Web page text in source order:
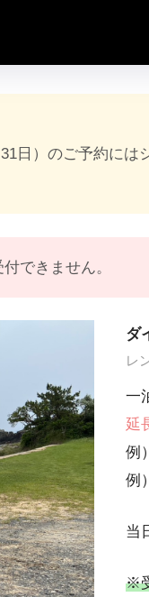
日）のご予約に
できません。
ダ
レ
一
延
例
例
当
※